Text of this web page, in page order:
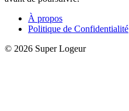
À propos
Politique de Confidentialité
© 2026 Super Logeur